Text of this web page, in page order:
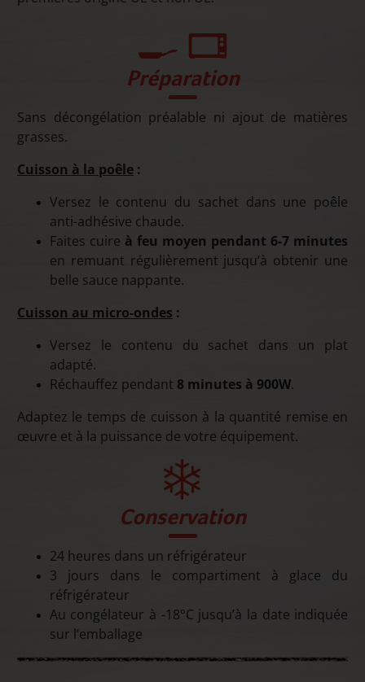
Préparation
Sans décongélation préalable ni ajout de matières
grasses.
Cuisson à la poêle:
Versez le contenu du sachet dans une poêle
anti-adhésive chaude.
Faites cuire à feu moyen pendant 6-7 minutes
en remuant régulièrement jusqu’à obtenir une
belle sauce nappante.
Cuisson au micro-ondes :
Versez le contenu du sachet dans un plat
adapté.
Réchauffez pendant 8 minutes à 900W.
Adaptez le temps de cuisson à la quantité remise en
œuvre et à la puissance de votre équipement.
Conservation
24 heures dans un réfrigérateur
3 jours dans le compartiment à glace du
réfrigérateur
Au congélateur à -18°C jusqu’à la date indiquée
sur l’emballage